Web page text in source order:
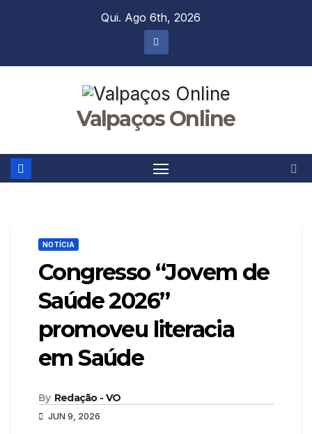
Qui. Ago 6th, 2026
Valpaços Online
NOTÍCIA
Congresso “Jovem de
Saúde 2026”
promoveu literacia
em Saúde
By Redação - VO
JUN 9, 2026